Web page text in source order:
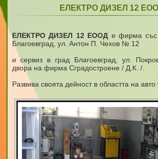
ЕЛЕКТРО ДИЗЕЛ 12
ЕЛЕКТРО ДИЗЕЛ 12 ЕООД е фирма със
Благоевград, ул. Антон П. Чехов №12
и сервиз в град Благоевград, ул.
двора на фирма Сградостроене / Д.К. /.
Развива своята дейност в областта на авто